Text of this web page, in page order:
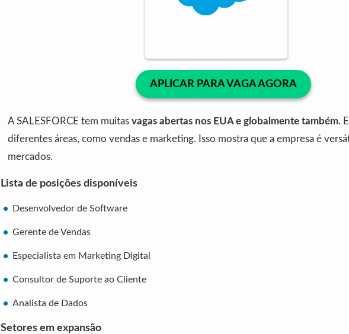
APLICAR PARA VAGA AGORA
A SALESFORCE tem muitas vagas abertas nos EUA e globalmente também.
diferentes áreas, como vendas e marketing. Isso mostra que a empresa é
mercados.
Lista de posições disponíveis
Desenvolvedor de Software
Gerente de Vendas
Especialista em Marketing Digital
Consultor de Suporte ao Cliente
Analista de Dados
Setores em expansão